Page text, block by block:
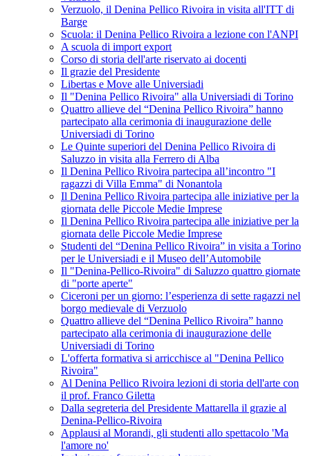
Verzuolo, il Denina Pellico Rivoira in visita all'ITT di
Barge
Scuola: il Denina Pellico Rivoira a lezione con l'ANPI
A scuola di import export
Corso di storia dell'arte riservato ai docenti
Il grazie del Presidente
Libertas e Move alle Universiadi
Il "Denina Pellico Rivoira" alla Universiadi di Torino
Quattro allieve del “Denina Pellico Rivoira” hanno
partecipato alla cerimonia di inaugurazione delle
Universiadi di Torino
Le Quinte superiori del Denina Pellico Rivoira di
Saluzzo in visita alla Ferrero di Alba
Il Denina Pellico Rivoira partecipa all’incontro "I
ragazzi di Villa Emma" di Nonantola
Il Denina Pellico Rivoira partecipa alle iniziative per la
giornata delle Piccole Medie Imprese
Il Denina Pellico Rivoira partecipa alle iniziative per la
giornata delle Piccole Medie Imprese
Studenti del “Denina Pellico Rivoira” in visita a Torino
per le Universiadi e il Museo dell’Automobile
Il "Denina-Pellico-Rivoira" di Saluzzo quattro giornate
di "porte aperte"
Ciceroni per un giorno: l’esperienza di sette ragazzi nel
borgo medievale di Verzuolo
Quattro allieve del “Denina Pellico Rivoira” hanno
partecipato alla cerimonia di inaugurazione delle
Universiadi di Torino
L'offerta formativa si arricchisce al "Denina Pellico
Rivoira"
Al Denina Pellico Rivoira lezioni di storia dell'arte con
il prof. Franco Giletta
Dalla segreteria del Presidente Mattarella il grazie al
Denina-Pellico-Rivoira
Applausi al Morandi, gli studenti allo spettacolo 'Ma
l'amore no'